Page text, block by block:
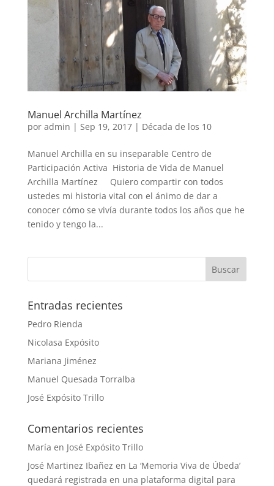
Manuel Archilla Martínez
por admin | Sep 19, 2017| Década de los 10
Manuel Archilla en su inseparable Centro de
Participación Activa Historia de Vida de Manuel
Archilla Martínez Quiero compartir con todos
ustedes mi historia vital con el ánimo de dar a
conocer cómo se vivía durante todos los años que he
tenido y tengo la...
Entradas recientes
Pedro Rienda
Nicolasa Expósito
Mariana Jiménez
Manuel Quesada Torralba
José Expósito Trillo
Comentarios recientes
María en José Expósito Trillo
José Martinez Ibañez en La ‘Memoria Viva de Úbeda’
quedará registrada en una plataforma digital para